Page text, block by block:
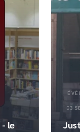
le
03